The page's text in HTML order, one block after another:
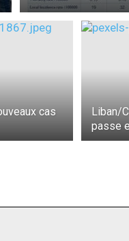
cas
Liban/
passe